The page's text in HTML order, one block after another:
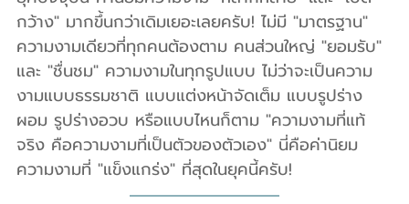
กว้าง" มากขึ้นกว่าเดิมเยอะเลยครับ! ไม่มี "มาตรฐาน"
ความงามเดียวที่ทุกคนต้องตาม คนส่วนใหญ่ "ยอมรับ"
และ "ชื่นชม" ความงามในทุกรูปแบบ ไม่ว่าจะเป็นความ
งามแบบธรรมชาติ แบบแต่งหน้าจัดเต็ม แบบรูปร่าง
ผอม รูปร่างอวบ หรือแบบไหนก็ตาม "ความงามที่แท้
จริง คือความงามที่เป็นตัวของตัวเอง" นี่คือค่านิยม
ความงามที่ "แข็งแกร่ง" ที่สุดในยุคนี้ครับ!